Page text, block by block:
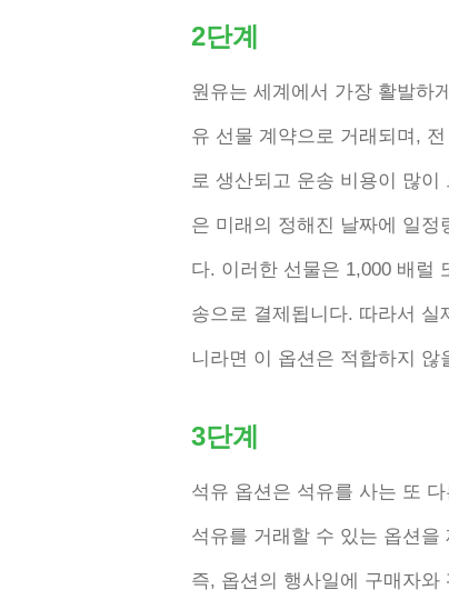
2단계
원유는 세계에서 가장 활발하
유 선물 계약으로 거래되며,
로 생산되고 운송 비용이 많
은 미래의 정해진 날짜에 일정
다. 이러한 선물은 1,000 배럴
송으로 결제됩니다. 따라서
니라면 이 옵션은 적합하지 않
3단계
석유 옵션은 석유를 사는 또
석유를 거래할 수 있는 옵션
즉, 옵션의 행사일에 구매자